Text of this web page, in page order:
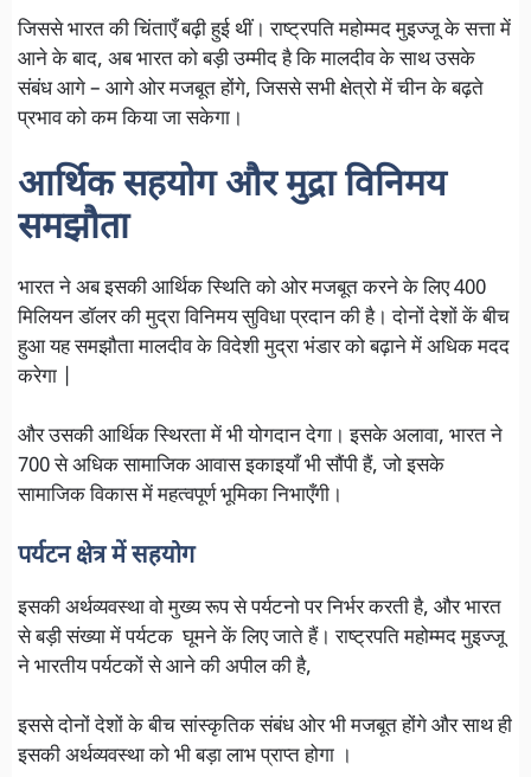
जिससे भारत की चिंताएँ बढ़ी हुई थीं। राष्ट्रपति महोम्मद मुइज्जू के सत्ता में
आने के बाद, अब भारत को बड़ी उम्मीद है कि मालदीव के साथ उसके
संबंध आगे – आगे ओर मजबूत होंगे, जिससे सभी क्षेत्रो में चीन के बढ़ते
प्रभाव को कम किया जा सकेगा।
आर्थिक सहयोग और मुद्रा विनिमय
समझौता
भारत ने अब इसकी आर्थिक स्थिति को ओर मजबूत करने के लिए 400
मिलियन डॉलर की मुद्रा विनिमय सुविधा प्रदान की है। दोनों देशों कें बीच
हुआ यह समझौता मालदीव के विदेशी मुद्रा भंडार को बढ़ाने में अधिक मदद
करेगा |
और उसकी आर्थिक स्थिरता में भी योगदान देगा। इसके अलावा, भारत ने
700 से अधिक सामाजिक आवास इकाइयाँ भी सौंपी हैं, जो इसके
सामाजिक विकास में महत्वपूर्ण भूमिका निभाएँगी।
पर्यटन क्षेत्र में सहयोग
इसकी अर्थव्यवस्था वो मुख्य रूप से पर्यटनो पर निर्भर करती है, और भारत
से बड़ी संख्या में पर्यटक घूमने कें लिए जाते हैं। राष्ट्रपति महोम्मद मुइज्जू
ने भारतीय पर्यटकों से आने की अपील की है,
इससे दोनों देशों के बीच सांस्कृतिक संबंध ओर भी मजबूत होंगे और साथ ही
इसकी अर्थव्यवस्था को भी बड़ा लाभ प्राप्त होगा ।